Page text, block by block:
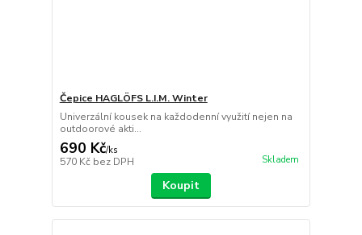
Čepice HAGLÖFS L.I.M. Winter
Univerzální kousek na každodenní využití nejen na
outdoorové akti...
690 Kč/ks
570 Kč bez DPH Skladem
Koupit